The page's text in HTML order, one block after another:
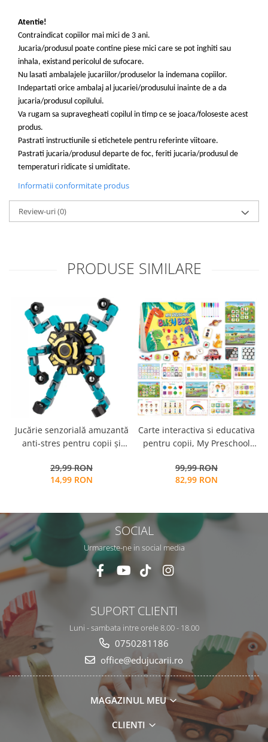
Atentie!
Contraindicat copiilor mai mici de 3 ani.
Jucaria/produsul poate contine piese mici care se pot inghiti sau
inhala, existand pericolul de sufocare.
Nu lasati ambalajele jucariilor/produselor la indemana copiilor.
Indepartati orice ambalaj al jucariei/produsului inainte de a da
jucaria/produsul copilului.
Va rugam sa supravegheati copilul in timp ce se joaca/foloseste acest
produs.
Pastrati instructiunile si etichetele pentru referinte viitoare.
Pastrati jucaria/produsul departe de foc, feriti jucaria/produsul de
temperaturi ridicate si umiditate.
Informatii conformitate produs
Review-uri(0)
PRODUSE SIMILARE
Jucărie senzorială amuzantă
anti-stres pentru copii și
transformabil,
29,99 RON
14,99 RON
Carte interactiva si educativa
pentru copii, My Preschool
activitati multiple, stickere
repozitionabile, Limba
99,99 RON
82,99 RON
SOCIAL
Urmareste-ne in social media
SUPORT CLIENTI
Luni - sambata intre orele 8.00 - 18.00
0750281186
office@edujucarii.ro
MAGAZINUL MEU
CLIENTI